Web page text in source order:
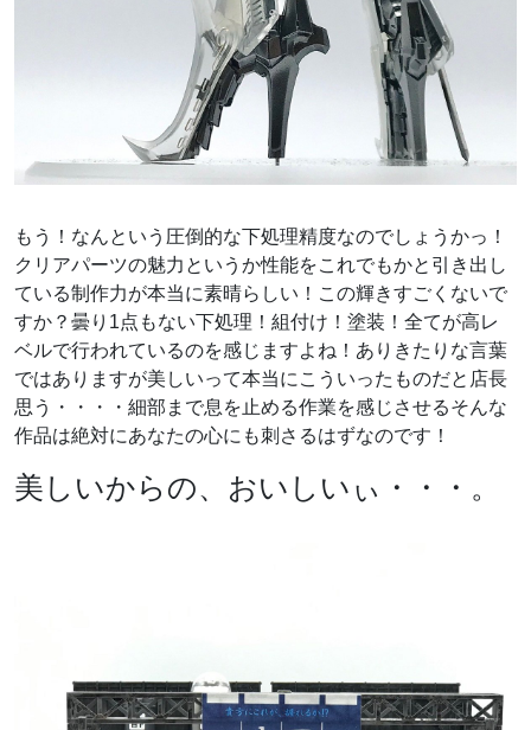
もう！なんという圧倒的な下処理精度なのでしょうかっ！
クリアパーツの魅力というか性能をこれでもかと引き出し
ている制作力が本当に素晴らしい！この輝きすごくないで
すか？曇り1点もない下処理！組付け！塗装！全てが高レ
ベルで行われているのを感じますよね！ありきたりな言葉
ではありますが美しいって本当にこういったものだと店長
思う・・・・細部まで息を止める作業を感じさせるそんな
作品は絶対にあなたの心にも刺さるはずなのです！
美しいからの、おいしいぃ・・・。